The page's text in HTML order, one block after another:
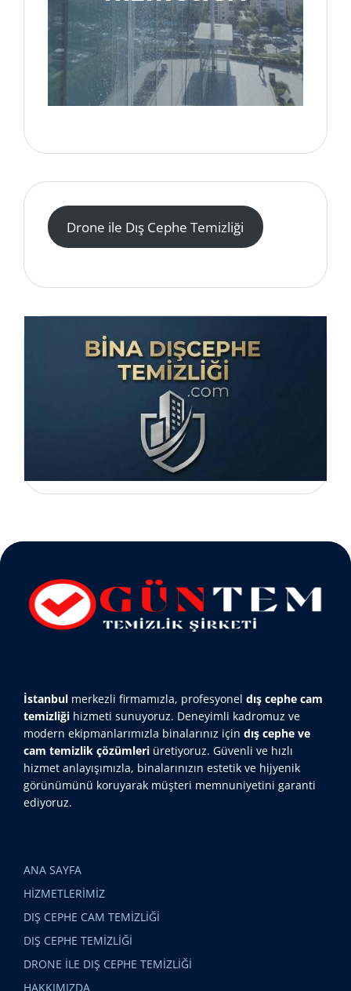
Drone ile Dış Cephe Temizliği
İstanbul merkezli firmamızla, profesyonel dış cephe cam
temizliği hizmeti sunuyoruz. Deneyimli kadromuz ve
modern ekipmanlarımızla binalarınız için dış cephe ve
cam temizlik çözümleri üretiyoruz. Güvenli ve hızlı
hizmet anlayışımızla, binalarınızın estetik ve hijyenik
görünümünü koruyarak müşteri memnuniyetini garanti
ediyoruz.
ANA SAYFA
HİZMETLERİMİZ
DIŞ CEPHE CAM TEMİZLİĞİ
DIŞ CEPHE TEMİZLİĞİ
DRONE İLE DIŞ CEPHE TEMİZLİĞİ
HAKKIMIZDA